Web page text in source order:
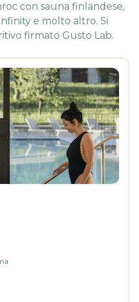
Inverno
con sauna finlandese,
e molto altro. Si
firmato Gusto Lab.